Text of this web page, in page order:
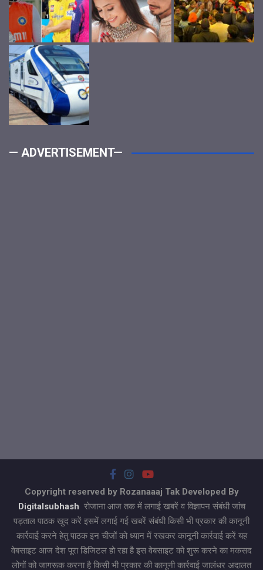
— ADVERTISEMENT—
Copyright reserved by Rozanaaaj Tak Developed By
Digitalsubhash रोजाना आज तक में लगाई खबरें व विज्ञापन संबंधी जांच
पड़ताल पाठक खुद करें इसमें लगाई गई खबरें संबंधी किसी भी प्रकार की कानूनी
कार्रवाई करने हेतु पाठक इन चीजों को ध्यान में रखकर कानूनी कार्रवाई करें यह
वेबसाइट आज देश पूरा डिजिटल हो रहा है इस वेबसाइट को शुरू करने का मकसद
लोगों को जागरूक करना है किसी भी प्रकार की कानूनी कार्रवाई जालंधर अदालत